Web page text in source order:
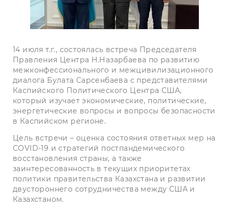
14 июля т.г., состоялась встреча Председателя
Правления Центра Н.Назарбаева по развитию
межконфессионального и межцивилизационного
диалога Булата Сарсенбаева с представителями
Каспийского Политического Центра США,
который изучает экономические, политические,
энергетические вопросы и вопросы безопасности
в Каспийском регионе.
Цель встречи – оценка состояния ответных мер на
COVID-19 и стратегий постпандемического
восстановления страны, а также
заинтересованность в текущих приоритетах
политики правительства Казахстана и развитии
двустороннего сотрудничества между США и
Казахстаном.